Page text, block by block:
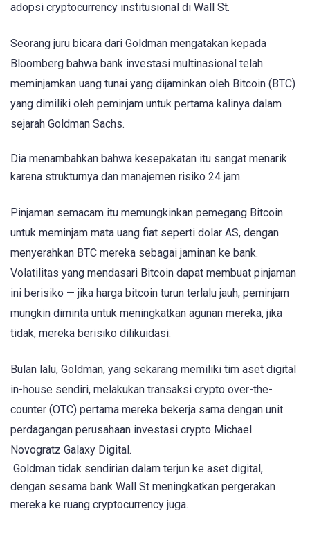
adopsi cryptocurrency institusional di Wall St.
Seorang juru bicara dari Goldman mengatakan kepada
Bloomberg bahwa bank investasi multinasional telah
meminjamkan uang tunai yang dijaminkan oleh Bitcoin (BTC)
yang dimiliki oleh peminjam untuk pertama kalinya dalam
sejarah Goldman Sachs.
Dia menambahkan bahwa kesepakatan itu sangat menarik
karena strukturnya dan manajemen risiko 24 jam.
Pinjaman semacam itu memungkinkan pemegang Bitcoin
untuk meminjam mata uang fiat seperti dolar AS, dengan
menyerahkan BTC mereka sebagai jaminan ke bank.
Volatilitas yang mendasari Bitcoin dapat membuat pinjaman
ini berisiko — jika harga bitcoin turun terlalu jauh, peminjam
mungkin diminta untuk meningkatkan agunan mereka, jika
tidak, mereka berisiko dilikuidasi.
Bulan lalu, Goldman, yang sekarang memiliki tim aset digital
in-house sendiri, melakukan transaksi crypto over-the-
counter (OTC) pertama mereka bekerja sama dengan unit
perdagangan perusahaan investasi crypto Michael
Novogratz Galaxy Digital.
Goldman tidak sendirian dalam terjun ke aset digital,
dengan sesama bank Wall St meningkatkan pergerakan
mereka ke ruang cryptocurrency juga.